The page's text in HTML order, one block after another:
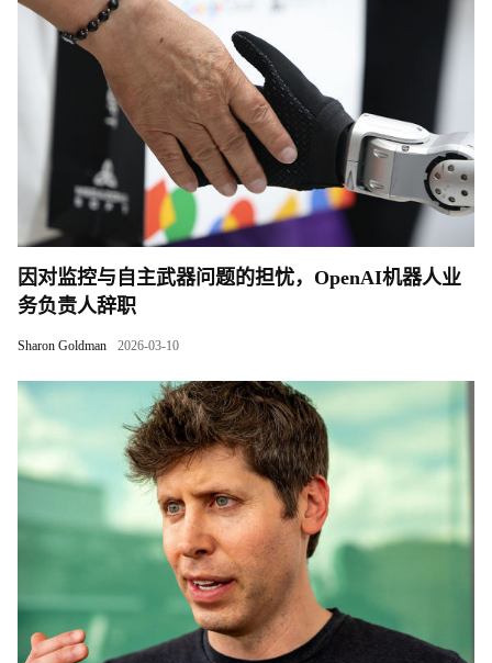
因对监控与自主武器问题的担忧，OpenAI机器人业
务负责人辞职
Sharon Goldman 2026-03-10